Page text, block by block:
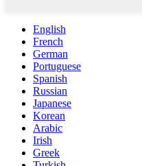
English
French
German
Portuguese
Spanish
Russian
Japanese
Korean
Arabic
Irish
Greek